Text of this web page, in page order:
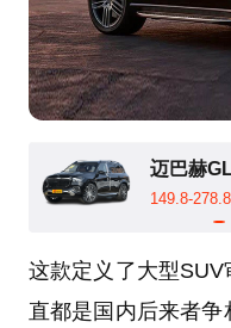
迈巴赫
149.8-
这款定义了大型
直都是国内后来者争